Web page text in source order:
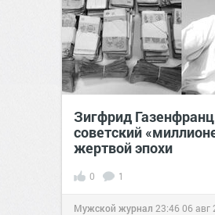
Зигфрид
советский
жертвой эпохи
0 1
Мужской журнал 23:4606 авг